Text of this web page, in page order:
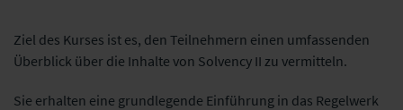
Ziel des Kurses ist es, den Teilnehmern einen umfassenden
Überblick über die Inhalte von Solvency II zu vermitteln.
Sie erhalten eine grundlegende Einführung in das Regelwerk